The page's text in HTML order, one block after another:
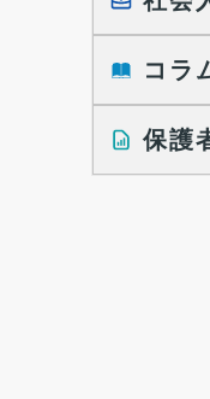
大学生の
就職活動
就職活動
コラ
インタビ
保護